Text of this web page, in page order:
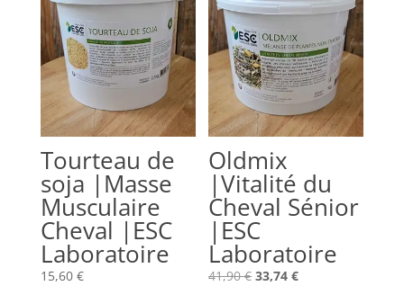
Tourteau de
soja |Masse
Musculaire
Cheval |ESC
Laboratoire
15,60 €
Oldmix
|Vitalité du
Cheval Sénior
|ESC
Laboratoire
41,90€ Le
33,74€Le